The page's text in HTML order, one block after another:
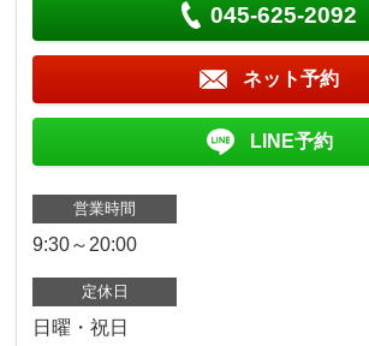
045-625-2092
ネット予約
LINE予約
営業時間
9:30～20:00
定休日
日曜・祝日